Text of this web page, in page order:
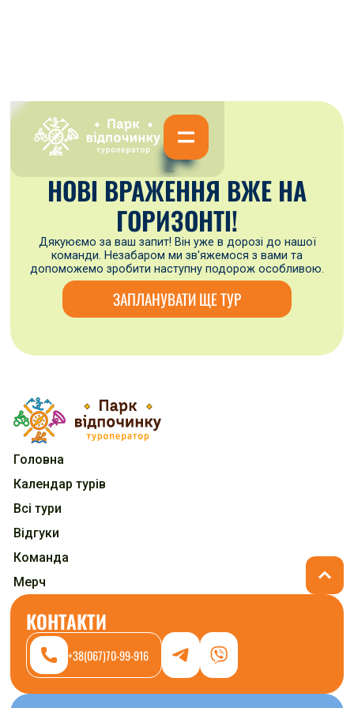
🏞
НОВІ ВРАЖЕННЯ ВЖЕ НА
ГОРИЗОНТІ!
Дякуюємо за ваш запит! Він уже в дорозі до нашої
команди. Незабаром ми зв'яжемося з вами та
допоможемо зробити наступну подорож особливою.
ЗАПЛАНУВАТИ ЩЕ ТУР
Головна
Календар турів
Всі тури
Відгуки
Команда
Мерч
КОНТАКТИ
+38(067)70-99-916